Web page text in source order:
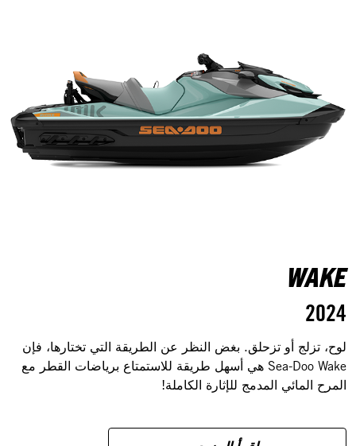
WAKE
2024
لوح، تزلج أو تزحلق. بغض النظر عن الطريقة التي تختارها، فإن
Sea-Doo Wake هي أسهل طريقة للاستمتاع برياضات القطر مع
المرح المائي المدمج للإثارة الكاملة!